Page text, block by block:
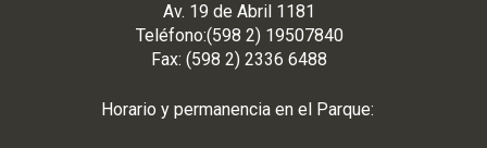
Av. 19 de Abril 1181
Teléfono:(598 2) 19507840
Fax: (598 2) 2336 6488
Horario y permanencia en el Parque: